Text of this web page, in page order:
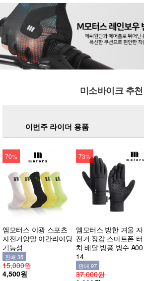
미소바이크 추천
이번주 라이더 용품
70%
엠모터스 야광 스포츠
자전거양말 야간라이딩
기능성
판매 35
15,000원
4,500원
73%
엠모터스 방한 겨울 자
전거 장갑 스마트폰 터
치 배달 방풍 방수 A00
14
판매 97
37,000원